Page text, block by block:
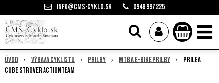
info@cms-cyklo.sk 0948 997 225
Úvod Výbava cyklistu Prilby MTB a E-bike prilby
Prilba
Cube Strover ActionTeam